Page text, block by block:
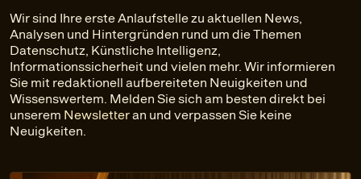
Urheber- und Medienrecht
Kontakt
Wir sind Ihre erste Anlaufstelle zu aktuellen News,
Analysen und Hintergründen rund um die Themen
Datenschutz, Künstliche Intelligenz,
Informationssicherheit und vielen mehr. Wir informieren
Sie mit redaktionell aufbereiteten Neuigkeiten und
Wissenswertem. Melden Sie sich am besten direkt bei
unserem Newsletteran und verpassen Sie keine
Neuigkeiten.